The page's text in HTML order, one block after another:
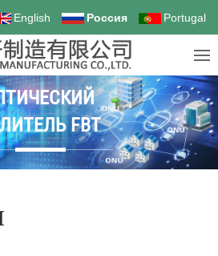
English Россия Portugal
FBT